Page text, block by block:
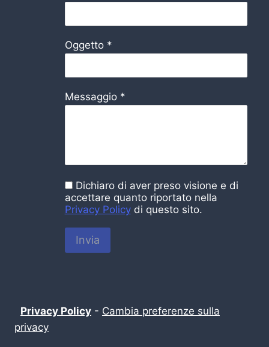
Oggetto *
Messaggio *
Dichiaro di aver preso visione e di
accettare quanto riportato nella
Privacy Policydi questo sito.
Invia
Privacy Policy - Cambia preferenze sulla
privacy